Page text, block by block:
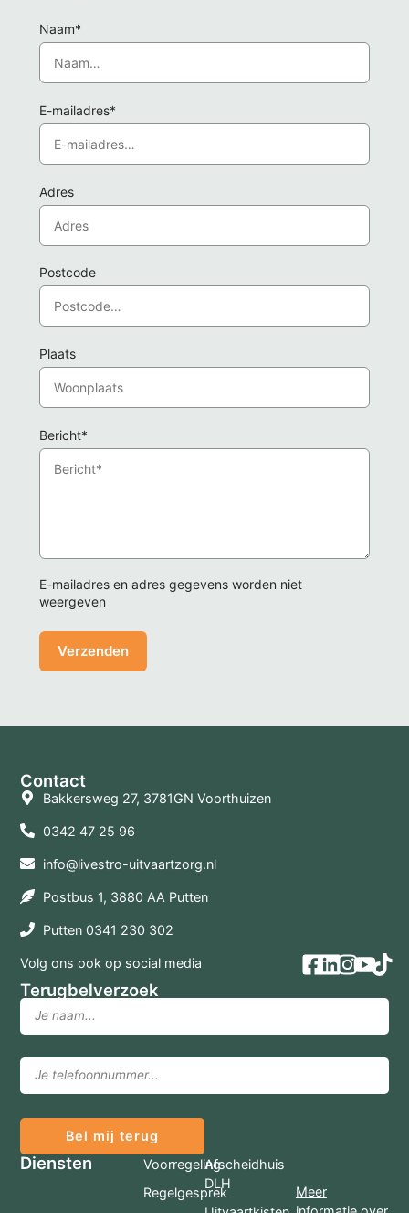
Naam*
E-mailadres*
Adres
Postcode
Plaats
Bericht*
E-mailadres en adres gegevens worden niet
weergeven
Contact
Bakkersweg 27, 3781GN Voorthuizen
0342 47 25 96
info@livestro-uitvaartzorg.nl
Postbus 1, 3880 AA Putten
Putten 0341 230 302
Volg ons ook op social media
Terugbelverzoek
Bel mij terug
Diensten
Voorregeling
Regelgesprek
Afscheidhuis
DLH
Meer